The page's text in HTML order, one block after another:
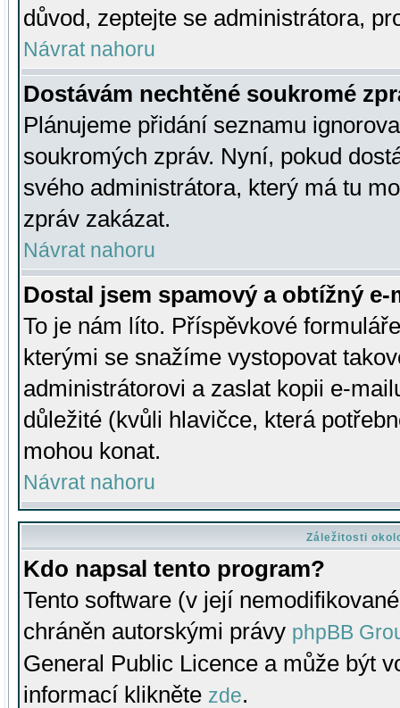
důvod, zeptejte se administrátora,
Návrat nahoru
Dostávám nechtěné soukromé
Plánujeme přidání seznamu
soukromých zpráv. Nyní, pokud
svého administrátora, který má tu
zpráv zakázat.
Návrat nahoru
Dostal jsem spamový a obtížný
To je nám líto. Příspěvkové
kterými se snažíme vystopovat
administrátorovi a zaslat kopii e-
důležité (kvůli hlavičce, která
mohou konat.
Návrat nahoru
Záležitosti
Kdo napsal tento program?
Tento software (v její
chráněn autorskými právy phpBB
General Public Licence a může být
informací klikněte zde.